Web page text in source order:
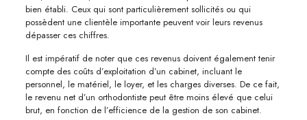
bien établi. Ceux qui sont particulièrement sollicités ou qui
possèdent une clientèle importante peuvent voir leurs revenus
dépasser ces chiffres.
Il est impératif de noter que ces revenus doivent également tenir
compte des coûts d’exploitation d’un cabinet, incluant le
personnel, le matériel, le loyer, et les charges diverses. De ce fait,
le revenu net d’un orthodontiste peut être moins élevé que celui
brut, en fonction de l’efficience de la gestion de son cabinet.